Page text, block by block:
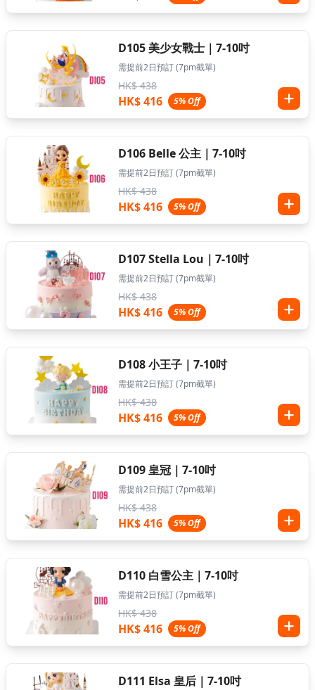
D105 美少女戰士｜7-10吋
需提前2日預訂 (7pm截單)
HK$ 438
HK$ 416 5% Off
D106 Belle 公主｜7-10吋
需提前2日預訂 (7pm截單)
HK$ 438
HK$ 416 5% Off
D107 Stella Lou｜7-10吋
需提前2日預訂 (7pm截單)
HK$ 438
HK$ 416 5% Off
D108 小王子｜7-10吋
需提前2日預訂 (7pm截單)
HK$ 438
HK$ 416 5% Off
D109 皇冠｜7-10吋
需提前2日預訂 (7pm截單)
HK$ 438
HK$ 416 5% Off
D110 白雪公主｜7-10吋
需提前2日預訂 (7pm截單)
HK$ 438
HK$ 416 5% Off
D111 Elsa 皇后｜7-10吋